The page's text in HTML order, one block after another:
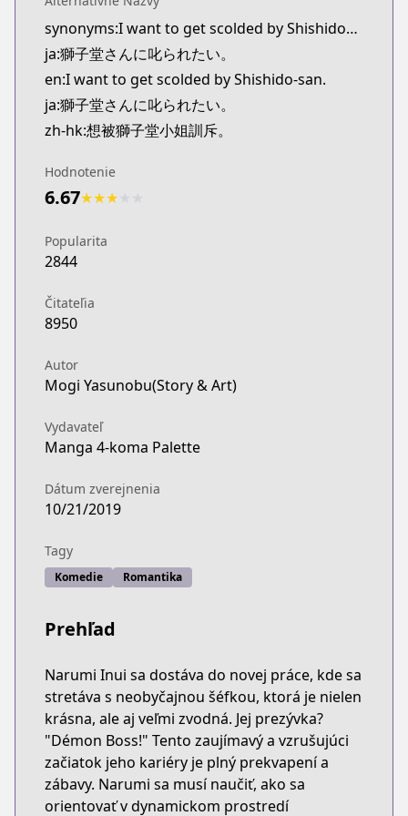
synonyms:I want to get scolded by Shishidou-san.
ja:獅子堂さんに叱られたい。
en:I want to get scolded by Shishido-san.
ja:獅子堂さんに叱られたい。
zh-hk:想被獅子堂小姐訓斥。
Hodnotenie
6.67★★★
Popularita
2844
Čitateľia
8950
Autor
Mogi Yasunobu(Story & Art)
Vydavateľ
Manga 4-koma Palette
Dátum zverejnenia
10/21/2019
Tagy
Komedie Romantika
Prehľad
Narumi Inui sa dostáva do novej práce, kde sa
stretáva s neobyčajnou šéfkou, ktorá je nielen
krásna, ale aj veľmi zvodná. Jej prezývka?
"Démon Boss!" Tento zaujímavý a vzrušujúci
začiatok jeho kariéry je plný prekvapení a
zábavy. Narumi sa musí naučiť, ako sa
orientovať v dynamickom prostredí